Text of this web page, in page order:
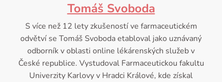
Tomáš Svoboda
S více než 12 lety zkušeností ve farmaceutickém
odvětví se Tomáš Svoboda etabloval jako uznávaný
odborník v oblasti online lékárenských služeb v
České republice. Vystudoval Farmaceutickou fakultu
Univerzity Karlovy v Hradci Králové, kde získal